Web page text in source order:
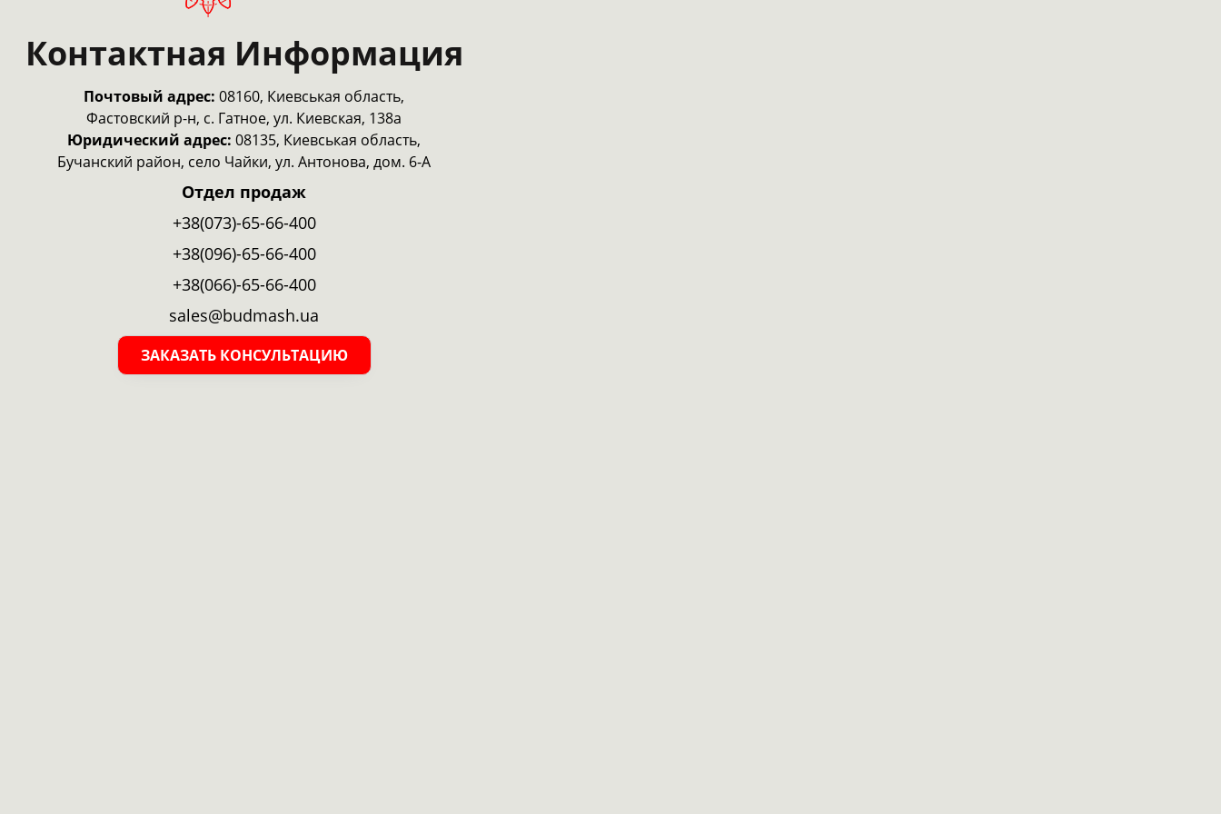
Контактная Информация
Почтовый адрес: 08160, Киевськая область,
Фастовский р-н, с. Гатное, ул. Киевская, 138а
Юридический адрес: 08135, Киевськая область,
Бучанский район, село Чайки, ул. Антонова, дом. 6-А
Отдел продаж
+38(073)-65-66-400
+38(096)-65-66-400
+38(066)-65-66-400
sales@budmash.ua
ЗАКАЗАТЬ КОНСУЛЬТАЦИЮ